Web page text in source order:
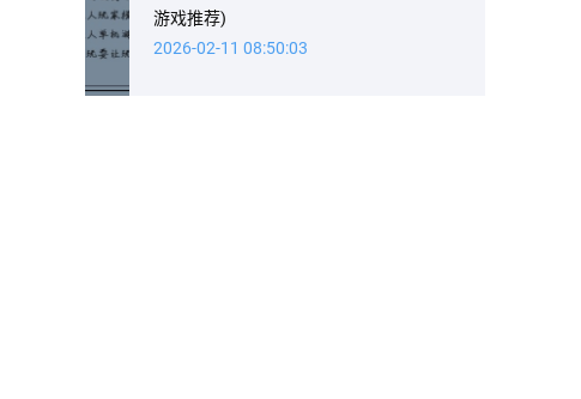
游戏推荐)
2026-02-11 08:50:03